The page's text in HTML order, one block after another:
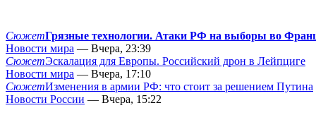
СюжетГрязные технологии. Атаки РФ на выборы во
Новости мира — Вчера, 23:39
СюжетЭскалация для Европы. Российский дрон в Лейпциге
Новости мира — Вчера, 17:10
СюжетИзменения в армии РФ: что стоит за решением Путина
Новости России — Вчера, 15:22